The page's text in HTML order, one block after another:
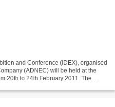
and Conference (IDEX), organised
(ADNEC) will be held at the
20th to 24th February 2011. The